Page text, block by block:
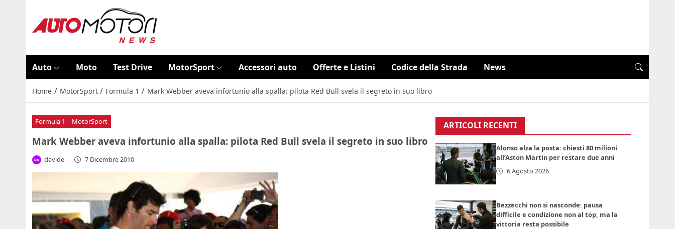
Auto Moto Test Drive MotorSport Accessori auto Offerte e Listini Codice della Strada News
Home / MotorSport / Formula 1 / Mark Webber aveva infortunio alla spalla: pilota Red Bull svela il segreto in suo libro
Formula 1 MotorSport
Mark Webber aveva infortunio alla spalla: pilota Red Bull svela il segreto in suo libro
davide - 7 Dicembre 2010
ARTICOLI RECENTI
Alonso alza la posta: chiesti 80 milioni
all’Aston Martin per restare due anni
6 Agosto 2026
Bezzecchi non si nasconde: pausa
difficile e condizione non al top, ma la
vittoria resta possibile